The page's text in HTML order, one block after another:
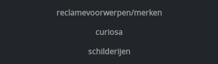
reclamevoorwerpen/merken
curiosa
schilderijen